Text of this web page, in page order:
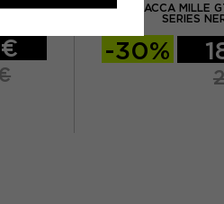
ASSOS GIACCA MILLE
SERIES
-30%